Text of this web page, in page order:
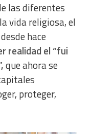
las diferentes
vida religiosa, el
hace
realidad el “fui
que ahora se
proteger,